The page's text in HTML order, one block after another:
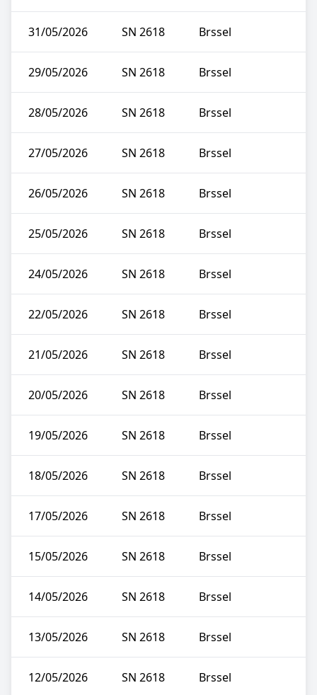
31/05/2026 SN 2618 Brssel
29/05/2026 SN 2618 Brssel
28/05/2026 SN 2618 Brssel
27/05/2026 SN 2618 Brssel
26/05/2026 SN 2618 Brssel
25/05/2026 SN 2618 Brssel
24/05/2026 SN 2618 Brssel
22/05/2026 SN 2618 Brssel
21/05/2026 SN 2618 Brssel
20/05/2026 SN 2618 Brssel
19/05/2026 SN 2618 Brssel
18/05/2026 SN 2618 Brssel
17/05/2026 SN 2618 Brssel
15/05/2026 SN 2618 Brssel
14/05/2026 SN 2618 Brssel
13/05/2026 SN 2618 Brssel
12/05/2026 SN 2618 Brssel